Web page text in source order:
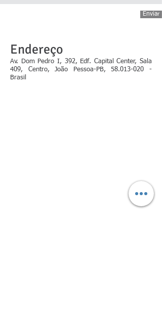
Enviar
Endereço
Av. Dom Pedro I, 392, Edf. Capital Center, Sala
409, Centro, João Pessoa-PB,58.013-020 -
Brasil